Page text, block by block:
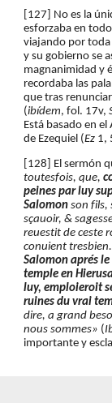
[127] No es la
esforzaba en
viajando por toda
y su gobierno se
magnanimidad y
recordaba las
que tras
(ibídem, fol. 17v,
Está basado en el
de Ezequiel (Ez 1,
[128] El sermón
toutesfois, que,
peines par luy
Salomon son fils,
sçauoir, &
reuestit de ceste
conuient
Salomon aprés
temple en
luy, emploieroit
ruines du vrai
dire, a grand
nous sommes» (I
importante y